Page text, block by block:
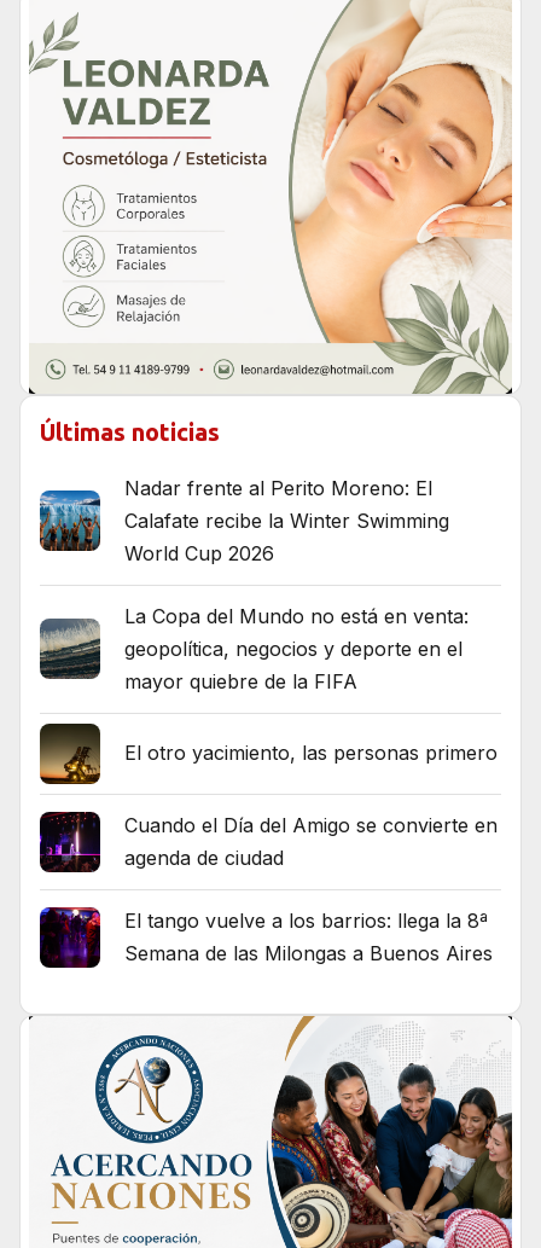
Últimas noticias
Nadar frente al Perito Moreno: El
Calafate recibe la Winter Swimming
World Cup 2026
La Copa del Mundo no está en venta:
geopolítica, negocios y deporte en el
mayor quiebre de la FIFA
El otro yacimiento, las personas primero
Cuando el Día del Amigo se convierte en
agenda de ciudad
El tango vuelve a los barrios: llega la 8ª
Semana de las Milongas a Buenos Aires